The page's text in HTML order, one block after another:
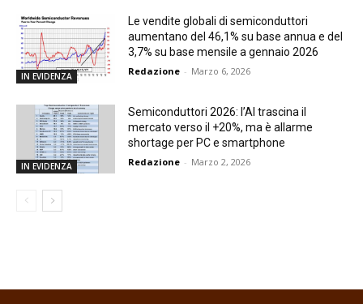
IN EVIDENZA
Le vendite globali di semiconduttori
aumentano del 46,1% su base annua e del
3,7% su base mensile a gennaio 2026
Redazione - Marzo 6, 2026
IN EVIDENZA
Semiconduttori 2026: l’AI trascina il
mercato verso il +20%, ma è allarme
shortage per PC e smartphone
Redazione - Marzo 2, 2026